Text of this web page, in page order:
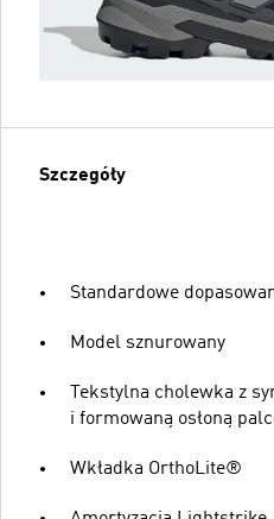
Szczegóły
Standardowe
Model sznurowany
Tekstylna cholewka z
i formowaną osłoną
Wkładka OrthoLite®